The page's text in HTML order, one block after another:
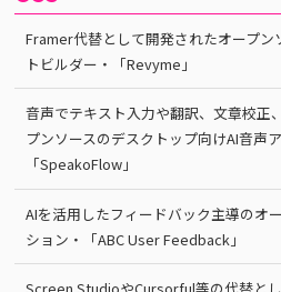
Framer代替として開発されたオープン
トビルダー・「Revyme」
音声でテキスト入力や翻訳、文章校正
プンソースのデスクトップ向けAI音声
「SpeakoFlow」
AIを活用したフィードバック主導のオ
ション・「ABC User Feedback」